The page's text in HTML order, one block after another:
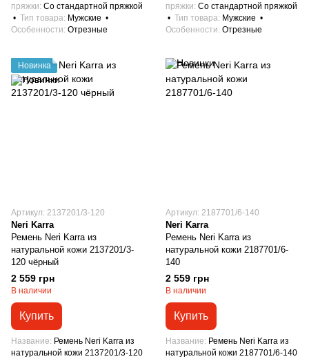
пряжки Со стандартной пряжкой
Тип товара Мужские
Особенности Отрезные
пряжки Со стандартной пряжкой
Тип товара Мужские
Особенности Отрезные
Новинка
Артикул: 2137201/3-120
Neri Karra
Ремень Neri Karra из
натуральной кожи 2137201/3-
120 чёрный
2 559 грн
В наличии
Купить
Название
Ремень Neri Karra из
натуральной кожи 2137201/3-120
Артикул: 2187701/6-140
Neri Karra
Ремень Neri Karra из
натуральной кожи 2187701/6-
140
2 559 грн
В наличии
Купить
Название
Ремень Neri Karra из
натуральной кожи 2187701/6-140